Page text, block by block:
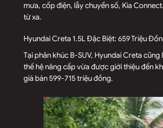
mưa, cốp điện, lẫy chuyển số, Kia
từ xa.
Hyundai Creta 1.5L Đặc Biệt: 659 Triệu
Tại phân khúc B-SUV, Hyundai Creta
thế hệ nâng cấp vừa được giới thiệu đến
giá bán 599-715 triệu đồng.